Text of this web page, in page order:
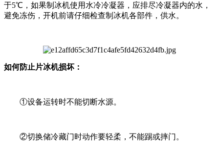
于5℃，如果制冰机使用水冷冷凝器，应排尽冷凝器内的水，
避免冻伤，开机前请仔细检查制冰机各部件，供水。
如何防止片冰机损坏：
①设备运转时不能切断水源。
②切换储冷藏门时动作要轻柔，不能踢或摔门。